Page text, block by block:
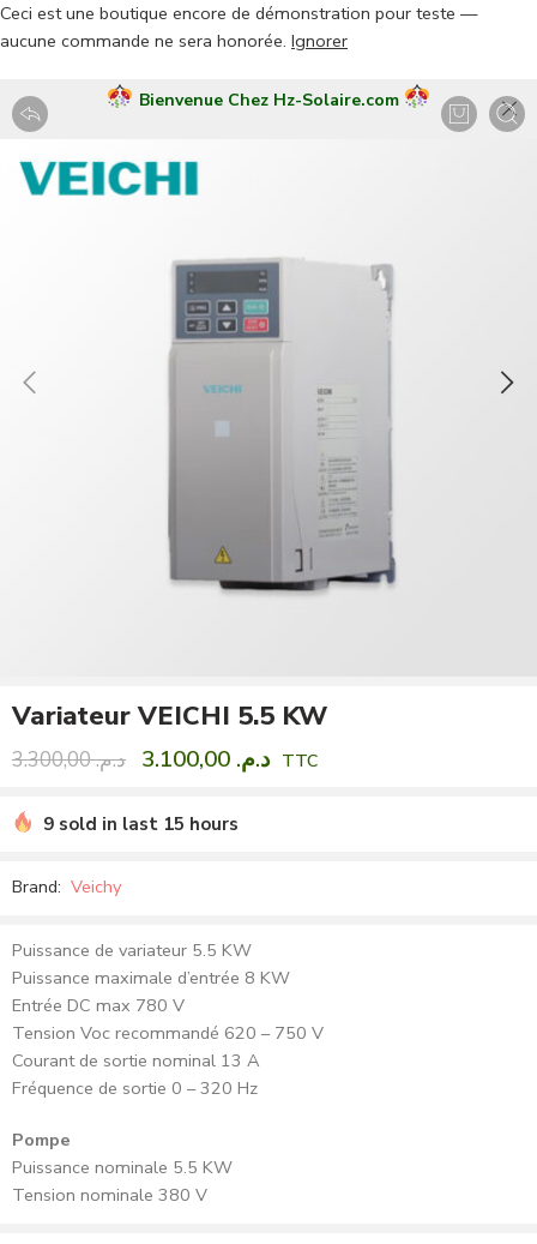
Ceci est une boutique encore de démonstration pour teste —
aucune commande ne sera honorée. Ignorer
Bienvenue Chez Hz-Solaire.com
Variateur VEICHI 5.5 KW
د.م.3.300,00 د.م. TTC
9 sold in last 15 hours
Brand: Veichy
Puissance de variateur 5.5 KW
Puissance maximale d’entrée 8 KW
Entrée DC max 780 V
Tension Voc recommandé 620 – 750 V
Courant de sortie nominal 13 A
Fréquence de sortie 0 – 320 Hz
Pompe
Puissance nominale 5.5 KW
Tension nominale 380 V